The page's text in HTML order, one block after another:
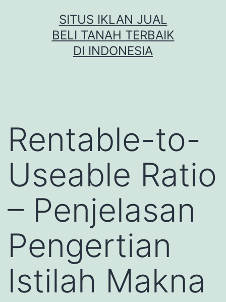
SITUS IKLAN JUAL
BELI TANAH TERBAIK
DI INDONESIA
Rentable-to-
Useable Ratio
– Penjelasan
Pengertian
Istilah Makna